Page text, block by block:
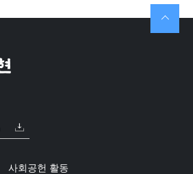
사회공헌 활동